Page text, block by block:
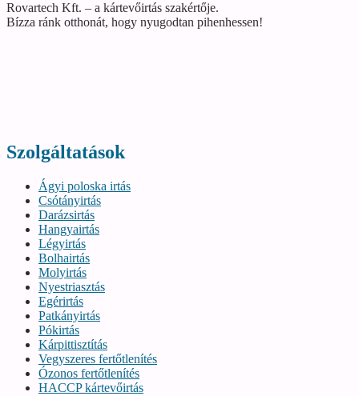
Rovartech Kft. – a kártevőirtás szakértője.
Bízza ránk otthonát, hogy nyugodtan pihenhessen!
Szolgáltatások
Ágyi poloska irtás
Csótányirtás
Darázsirtás
Hangyairtás
Légyirtás
Bolhairtás
Molyirtás
Nyestriasztás
Egérirtás
Patkányirtás
Pókirtás
Kárpittisztítás
Vegyszeres fertőtlenítés
Ózonos fertőtlenítés
HACCP kártevőirtás